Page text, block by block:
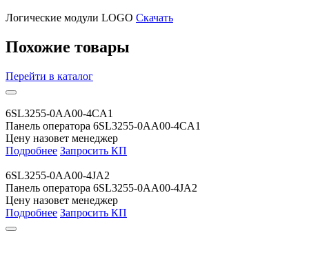
Логические модули LOGO Скачать
Похожие товары
Перейти в каталог
6SL3255-0AA00-4CA1
Панель оператора 6SL3255-0AA00-4CA1
Цену назовет менеджер
Подробнее Запросить КП
6SL3255-0AA00-4JA2
Панель оператора 6SL3255-0AA00-4JA2
Цену назовет менеджер
Подробнее Запросить КП